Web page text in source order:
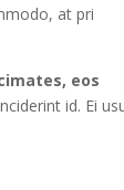
at pri
eos
id. Ei